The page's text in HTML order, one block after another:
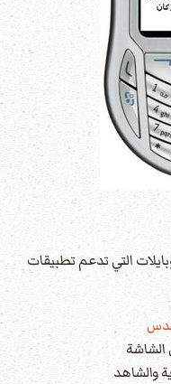
التي تدعم تطبيقات
الشاشة
والشاهد